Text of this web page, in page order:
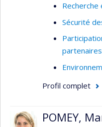
Recherche
Sécurité
partenaires
Profil complet
POMEY,